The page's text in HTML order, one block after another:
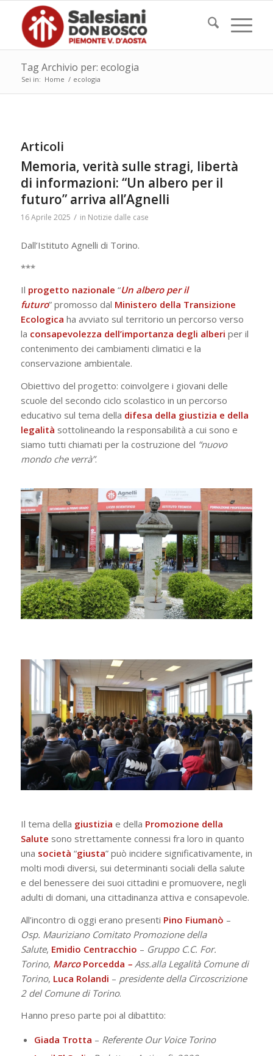
Tag Archivio per: ecologia
Sei in: Home / ecologia
Articoli
Memoria, verità sulle stragi, libertà
di informazioni: “Un albero per il
futuro” arriva all’Agnelli
16 Aprile 2025 / in Notizie dalle case
Dall’Istituto Agnelli di Torino.
***
Il progetto nazionale “Un albero per il
futuro” promosso dal Ministero della Transizione
Ecologica ha avviato sul territorio un percorso verso
la consapevolezza dell’importanza degli alberi per il
contenimento dei cambiamenti climatici e la
conservazione ambientale.
Obiettivo del progetto: coinvolgere i giovani delle
scuole del secondo ciclo scolastico in un percorso
educativo sul tema della difesa della giustizia e della
legalità sottolineando la responsabilità a cui sono e
siamo tutti chiamati per la costruzione del “nuovo
mondo che verrà”.
Il tema della giustizia e della Promozione della
Salute sono strettamente connessi fra loro in quanto
una società “giusta” può incidere significativamente, in
molti modi diversi, sui determinanti sociali della salute
e del benessere dei suoi cittadini e promuovere, negli
adulti di domani, una cittadinanza attiva e consapevole.
All’incontro di oggi erano presenti Pino Fiumanò –
Osp. Mauriziano Comitato Promozione della
Salute, Emidio Centracchio – Gruppo C.C. For.
Torino, Marco Porcedda – Ass.alla Legalità Comune di
Torino, Luca Rolandi – presidente della Circoscrizione
2 del Comune di Torino.
Hanno preso parte poi al dibattito:
Giada Trotta – Referente Our Voice Torino